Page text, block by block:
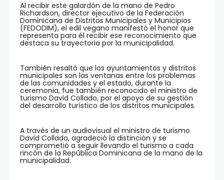
Al recibir este galardón de la mano de Pedro
Richardson, director ejecutivo de la Federación
Dominicana de Distritos Municipales y Municipios
(FEDODIM), el edil vegano manifestó el honor que
representa para él recibir ese reconocimiento que
destaca su trayectoria por la municipalidad.
También resaltó que los ayuntamientos y distritos
municipales son las ventanas entre los problemas
de las comunidades y el estado, durante la
ceremonia, fue también reconocido el ministro de
turismo David Collado, por el apoyo de su gestión
del desarrollo turístico de los distritos municipales.
A través de un audiovisual el ministro de turismo
David Collado, agradeció la distinción y se
comprometió a seguir llevando el turismo a cada
rincón de la República Dominicana de la mano de la
municipalidad.